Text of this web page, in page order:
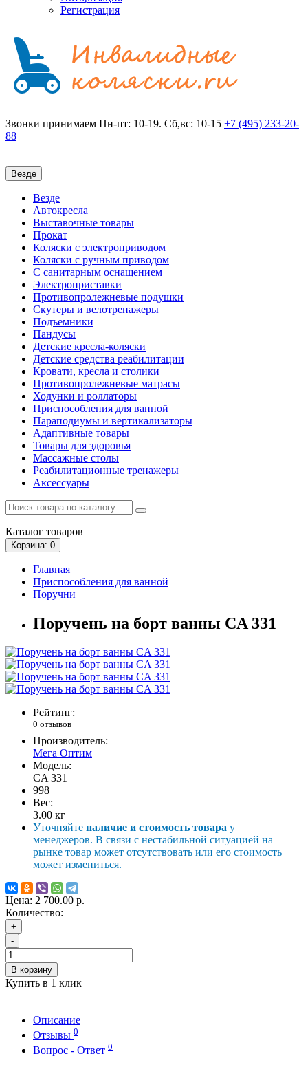
Регистрация
Звонки принимаем Пн-пт: 10-19. Сб,вс: 10-15 +7 (495) 233-20-
88
Везде
Везде
Автокресла
Выставочные товары
Прокат
Коляски с электроприводом
Коляски с ручным приводом
С санитарным оснащением
Электроприставки
Противопролежневые подушки
Скутеры и велотренажеры
Подъемники
Пандусы
Детские кресла-коляски
Детские средства реабилитации
Кровати, кресла и столики
Противопролежневые матрасы
Ходунки и роллаторы
Приспособления для ванной
Параподиумы и вертикализаторы
Адаптивные товары
Товары для здоровья
Массажные столы
Реабилитационные тренажеры
Аксессуары
Каталог товаров
Корзина: 0
Главная
Приспособления для ванной
Поручни
Поручень на борт ванны CA 331
Рейтинг:
0 отзывов
Производитель:
Мега Оптим
Модель:
CA 331
998
Вес:
3.00 кг
Уточняйте наличие и стоимость товара у
менеджеров. В связи с нестабильной ситуацией на
рынке товар может отсутствовать или его стоимость
может измениться.
Цена: 2 700.00 р.
Количество:
+
-
В корзину
Купить в 1 клик
Описание
Отзывы 0
Вопрос - Ответ 0